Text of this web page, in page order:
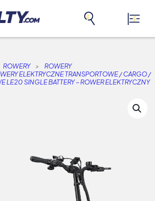
ROWERY >
ROWERY
ELEKTRYCZNE TRANSPORTOWE / CARGO /
LE20 SINGLE BATTERY – ROWER ELEKTRYCZNY